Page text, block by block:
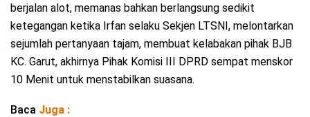
berjalan alot, memanas bahkan berlangsung sedikit
ketegangan ketika Irfan selaku Sekjen LTSNI, melontarkan
sejumlah pertanyaan tajam, membuat kelabakan pihak BJB
KC. Garut, akhirnya Pihak Komisi III DPRD sempat menskor
10 Menit untuk menstabilkan suasana.
Baca Juga :